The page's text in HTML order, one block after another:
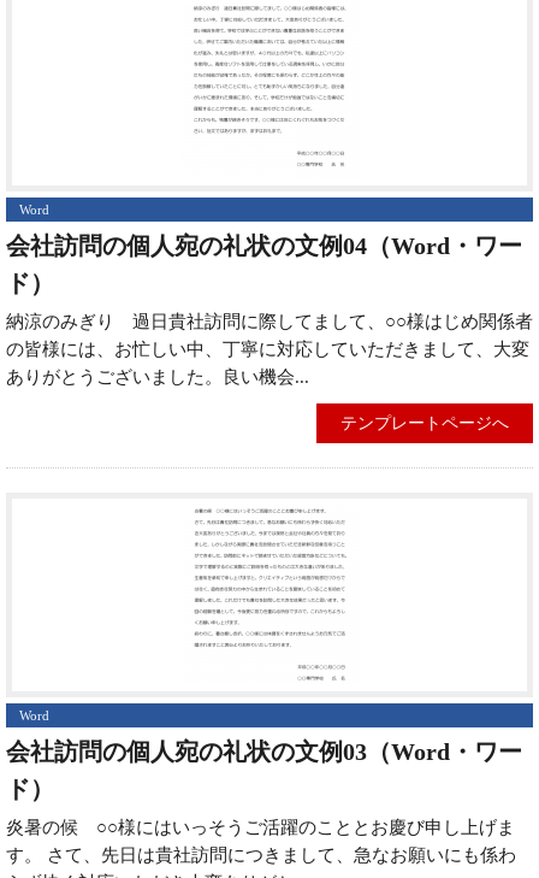
Word
会社訪問の個人宛の礼状の文例04（Word・ワー
ド）
納涼のみぎり 過日貴社訪問に際してまして、○○様はじめ関係者
の皆様には、お忙しい中、丁寧に対応していただきまして、大変
ありがとうございました。良い機会...
テンプレートページへ
Word
会社訪問の個人宛の礼状の文例03（Word・ワー
ド）
炎暑の候 ○○様にはいっそうご活躍のこととお慶び申し上げま
す。 さて、先日は貴社訪問につきまして、急なお願いにも係わ